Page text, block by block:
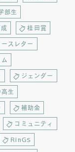
部生
桂田賞
ースレター
ム
ジェンダー
高生
補助金
コミュニティ
RinGS